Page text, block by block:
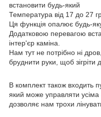
встановити будь-який
Температура від 17 до 27
Ця функція опалює будь-
Додатковою перевагою
інтер'єр каміна.
Нам тут не потрібно ні
бруднити руки, щоб зігріти
В комплект також входить
який може управляти усіма
дозволяє нам трохи